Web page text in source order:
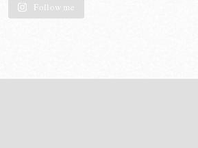
Follow me